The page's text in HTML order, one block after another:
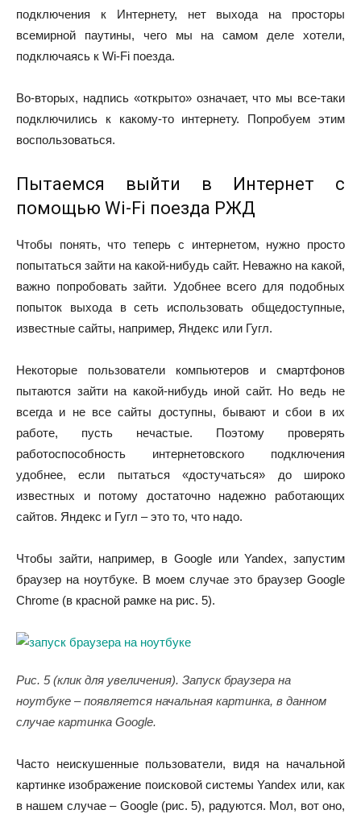
подключения к Интернету, нет выхода на просторы
всемирной паутины, чего мы на самом деле хотели,
подключаясь к Wi-Fi поезда.
Во-вторых, надпись «открыто» означает, что мы все-таки
подключились к какому-то интернету. Попробуем этим
воспользоваться.
Пытаемся выйти в Интернет с
помощью Wi-Fi поезда РЖД
Чтобы понять, что теперь с интернетом, нужно просто
попытаться зайти на какой-нибудь сайт. Неважно на какой,
важно попробовать зайти. Удобнее всего для подобных
попыток выхода в сеть использовать общедоступные,
известные сайты, например, Яндекс или Гугл.
Некоторые пользователи компьютеров и смартфонов
пытаются зайти на какой-нибудь иной сайт. Но ведь не
всегда и не все сайты доступны, бывают и сбои в их
работе, пусть нечастые. Поэтому проверять
работоспособность интернетовского подключения
удобнее, если пытаться «достучаться» до широко
известных и потому достаточно надежно работающих
сайтов. Яндекс и Гугл – это то, что надо.
Чтобы зайти, например, в Google или Yandex, запустим
браузер на ноутбуке. В моем случае это браузер Google
Chrome (в красной рамке на рис. 5).
Рис. 5 (клик для увеличения). Запуск браузера на
ноутбуке – появляется начальная картинка, в данном
случае картинка Google.
Часто неискушенные пользователи, видя на начальной
картинке изображение поисковой системы Yandex или, как
в нашем случае – Google (рис. 5), радуются. Мол, вот оно,